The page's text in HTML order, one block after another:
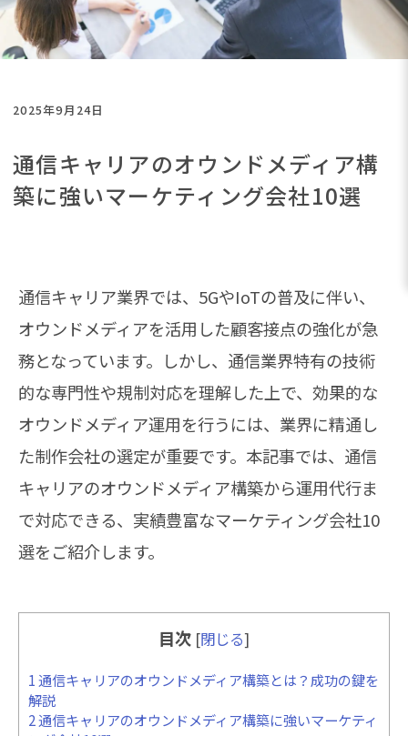
2025年9月24日
通信キャリアのオウンドメディア構
築に強いマーケティング会社10選
通信キャリア業界では、5GやIoTの普及に伴い、
オウンドメディアを活用した顧客接点の強化が急
務となっています。しかし、通信業界特有の技術
的な専門性や規制対応を理解した上で、効果的な
オウンドメディア運用を行うには、業界に精通し
た制作会社の選定が重要です。本記事では、通信
キャリアのオウンドメディア構築から運用代行ま
で対応できる、実績豊富なマーケティング会社10
選をご紹介します。
目次 [閉じる]
1通信キャリアのオウンドメディア構築とは？成功の鍵を
解説
2通信キャリアのオウンドメディア構築に強いマーケティ